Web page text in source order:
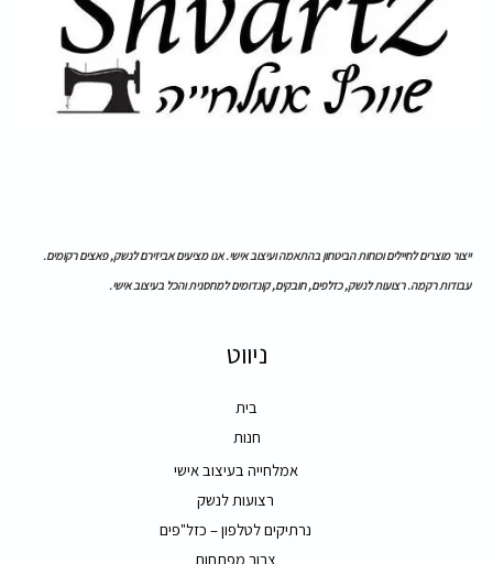
ייצור מוצרים לחיילים וכוחות הביטחון בהתאמה ועיצוב אישי. אנו מציעים אביזירם לנשק, פאצים רקומים.
עבודות רקמה. רצועות לנשק, כזלפים, חובקים, קונדומים למחסנית והכל בעיצוב אישי.
ניווט
בית
חנות
אמלחייה בעיצוב אישי
רצועות לנשק
נרתיקים לטלפון – כזל"פים
צרור מפתחות